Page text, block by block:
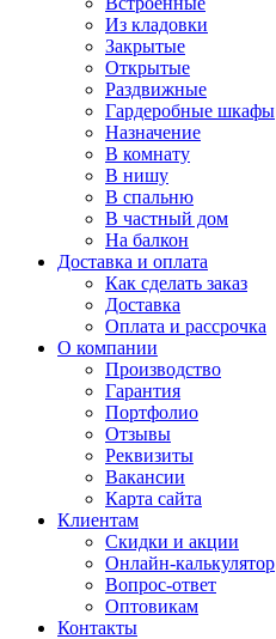
Из кладовки
Закрытые
Открытые
Раздвижные
Гардеробные шкафы
Назначение
В комнату
В нишу
В спальню
В частный дом
На балкон
Доставка и оплата
Как сделать заказ
Доставка
Оплата и рассрочка
О компании
Производство
Гарантия
Портфолио
Отзывы
Реквизиты
Вакансии
Карта сайта
Клиентам
Скидки и акции
Онлайн-калькулятор
Вопрос-ответ
Оптовикам
Контакты